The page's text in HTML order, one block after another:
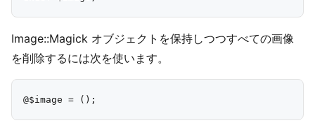
Image::Magick オブジェクトを保持しつつすべての画像
を削除するには次を使います。